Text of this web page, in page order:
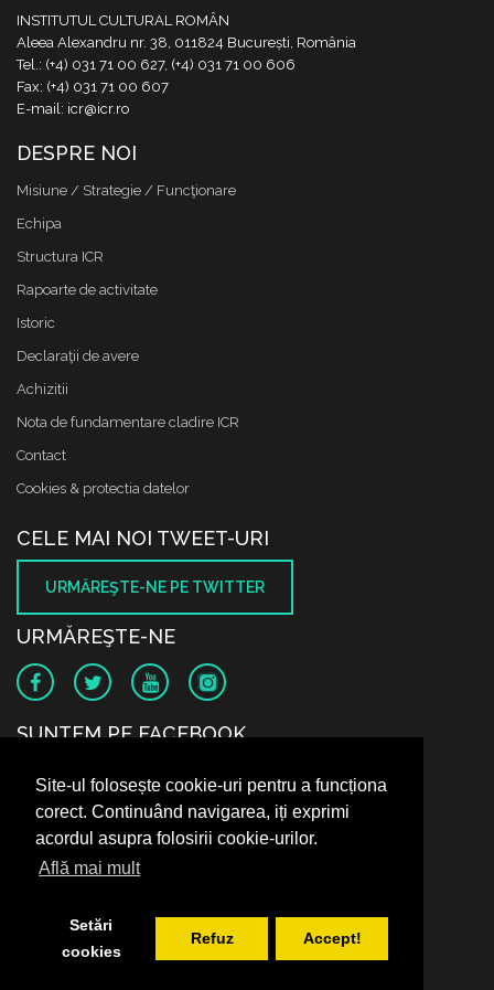
Site-ul folosește cookie-uri pentru a funcționa
corect. Continuând navigarea, iți exprimi
acordul asupra folosirii cookie-urilor.
Află mai mult
Setări
cookies
Refuz Accept!
INSTITUTUL CULTURAL ROMÂN
Aleea Alexandru nr. 38, 011824 București, România
Tel.: (+4) 031 71 00 627, (+4) 031 71 00 606
Fax: (+4) 031 71 00 607
E-mail: icr@icr.ro
DESPRE NOI
Misiune / Strategie / Funcţionare
Echipa
Structura ICR
Rapoarte de activitate
Istoric
Declaraţii de avere
Achizitii
Nota de fundamentare cladire ICR
Contact
Cookies & protectia datelor
CELE MAI NOI TWEET-URI
URMĂREŞTE-NE PE TWITTER
URMĂREŞTE-NE
SUNTEM PE FACEBOOK